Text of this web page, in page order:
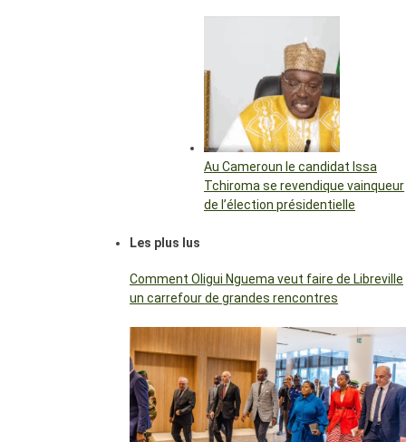
Au Cameroun le candidat Issa
Tchiroma se revendique vainqueur
de l’élection présidentielle
Les plus lus
Comment Oligui Nguema veut faire de Libreville
un carrefour de grandes rencontres